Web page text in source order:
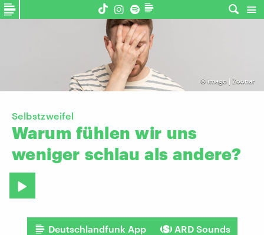
© imago | Zoonar
Selbstzweifel
Warum fühlen wir uns
weniger schlau als andere?
Deutschlandfunk App ARD Sounds